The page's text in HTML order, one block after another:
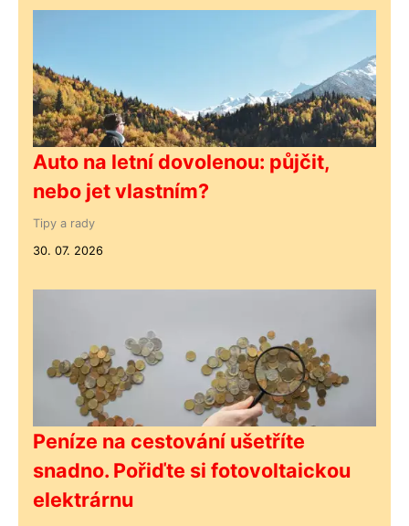
Auto na letní dovolenou: půjčit,
nebo jet vlastním?
Tipy a rady
30. 07. 2026
Peníze na cestování ušetříte
snadno. Pořiďte si fotovoltaickou
elektrárnu